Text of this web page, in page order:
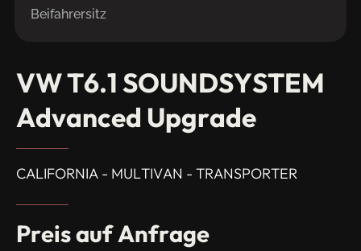
VWT6.1SOUNDSYSTEM
Advanced Upgrade
CALIFORNIA - MULTIVAN - TRANSPORTER
PreisaufAnfrage
Beifahrersitz